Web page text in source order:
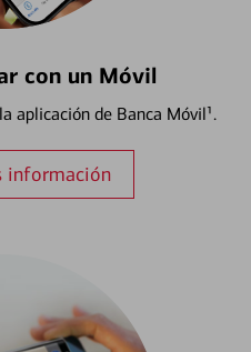
con un Móvil
aplicación de Banca Móvil¹.
información